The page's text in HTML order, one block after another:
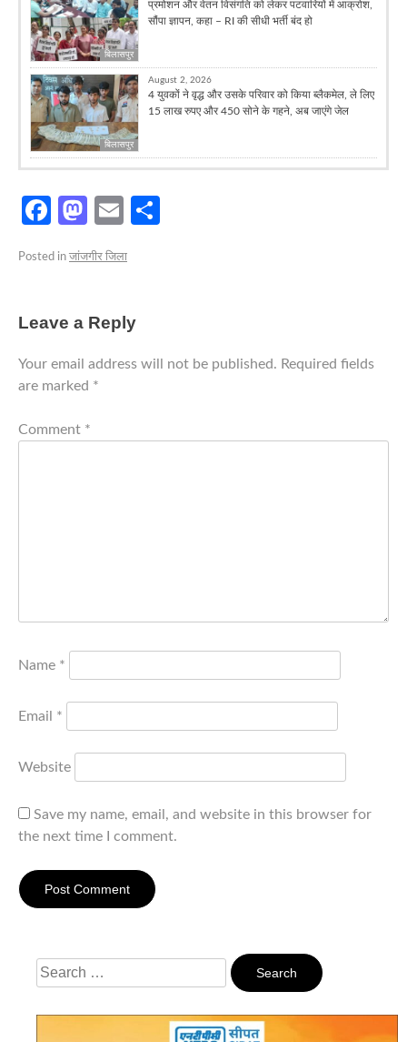
बिलासपुर
प्रमोशन और वेतन विसंगति को लेकर पटवारियों में आक्रोश,
सौंपा ज्ञापन, कहा – RI की सीधी भर्ती बंद हो
बिलासपुर
August 2, 2026
4 युवकों ने वृद्ध और उसके परिवार को किया ब्लैकमेल, ले लिए
15 लाख रुपए और 450 सोने के गहने, अब जाएंगे जेल
Facebook
Mastodon
Email
Posted in जांजगीर जिला
Leave a Reply
Your email address will not be published. Required fields
are marked *
Comment *
Name *
Email *
Website
Save my name, email, and website in this browser for
the next time I comment.
Search
For: